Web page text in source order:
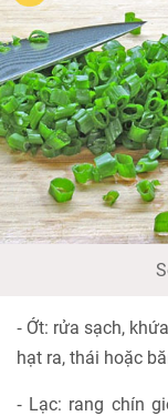
⁃ Ớt: rửa sạch,
hạt ra, thái hoặc
⁃ Lạc: rang chín